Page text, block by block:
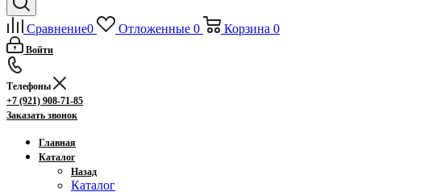
Сравнение0 Отложенные 0 Корзина 0
Войти
Телефоны
+7 (921) 908-71-85
Заказать звонок
Главная
Каталог
Назад
Каталог